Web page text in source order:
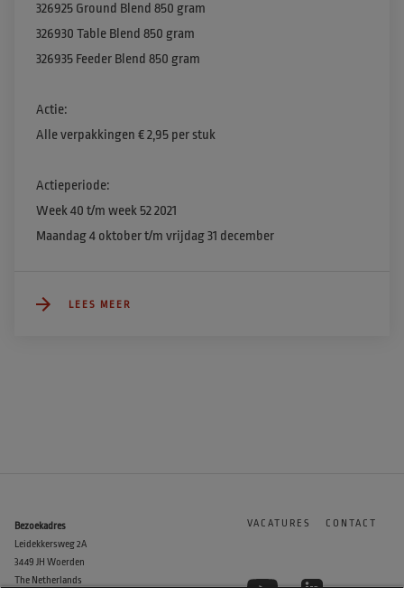
326925 Ground Blend 850 gram​
326930 Table Blend 850 gram​
326935 Feeder Blend 850 gram​​
Actie​:
Alle verpakkingen € 2,95 per stuk​
Actieperiode:
Week 40 t/m week 52 2021
Maandag 4 oktober t/m vrijdag 31 december
LEES MEER
Bezoekadres
Leidekkersweg 2A
3449 JH Woerden
The Netherlands
VACATURES CONTACT